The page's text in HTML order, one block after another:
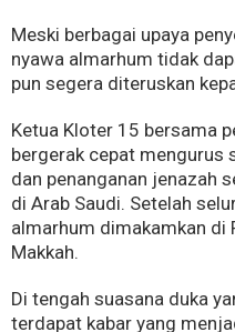
Meski berbagai upaya
nyawa almarhum tidak
pun segera diteruskan
Ketua Kloter 15 bersama
bergerak cepat mengurus
dan penanganan jenazah
di Arab Saudi. Setelah
almarhum dimakamkan di
Makkah.
Di tengah suasana duka
terdapat kabar yang